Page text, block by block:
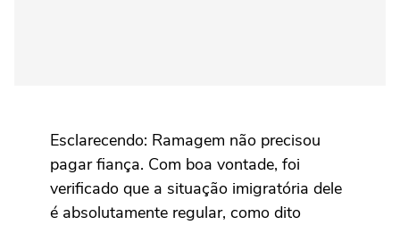
Esclarecendo: Ramagem não precisou
pagar fiança. Com boa vontade, foi
verificado que a situação imigratória dele
é absolutamente regular, como dito